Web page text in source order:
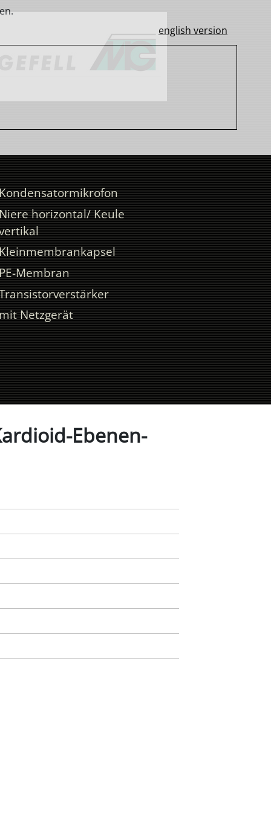
english version
horizontal/ Keule
Membran
Netzgerät
Ebenen-